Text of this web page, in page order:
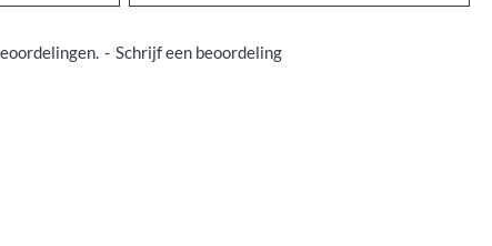
- Schrijf een beoordeling